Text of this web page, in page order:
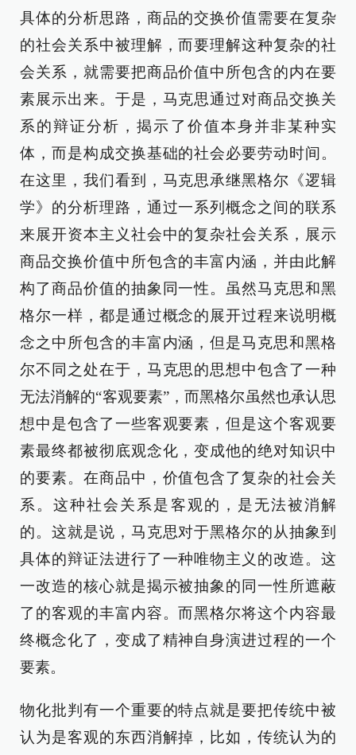
具体的分析思路，商品的交换价值需要在复杂
的社会关系中被理解，而要理解这种复杂的社
会关系，就需要把商品价值中所包含的内在要
素展示出来。于是，马克思通过对商品交换关
系的辩证分析，揭示了价值本身并非某种实
体，而是构成交换基础的社会必要劳动时间。
在这里，我们看到，马克思承继黑格尔《逻辑
学》的分析理路，通过一系列概念之间的联系
来展开资本主义社会中的复杂社会关系，展示
商品交换价值中所包含的丰富内涵，并由此解
构了商品价值的抽象同一性。虽然马克思和黑
格尔一样，都是通过概念的展开过程来说明概
念之中所包含的丰富内涵，但是马克思和黑格
尔不同之处在于，马克思的思想中包含了一种
无法消解的“客观要素”，而黑格尔虽然也承认思
想中是包含了一些客观要素，但是这个客观要
素最终都被彻底观念化，变成他的绝对知识中
的要素。在商品中，价值包含了复杂的社会关
系。这种社会关系是客观的，是无法被消解
的。这就是说，马克思对于黑格尔的从抽象到
具体的辩证法进行了一种唯物主义的改造。这
一改造的核心就是揭示被抽象的同一性所遮蔽
了的客观的丰富内容。而黑格尔将这个内容最
终概念化了，变成了精神自身演进过程的一个
要素。
物化批判有一个重要的特点就是要把传统中被
认为是客观的东西消解掉，比如，传统认为的